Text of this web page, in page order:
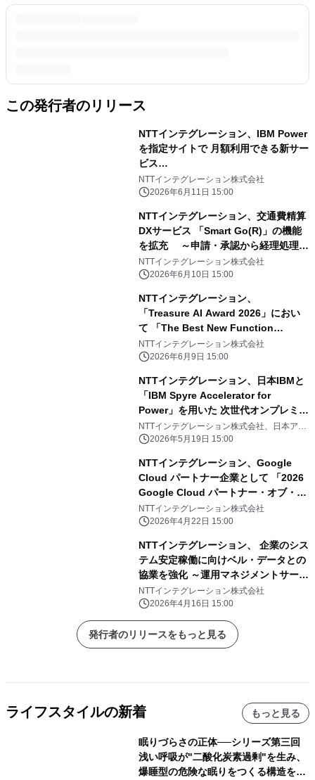
この発行者のリリース
NTTインテグレーション、IBM Power
を指定サイトで 月額利用できる新サー
ビス
「PowerCloudNEXT@Customer」を
提供開始 ～オンプレミス更改とクラウ
誕生～
NTTインテグレーション株式会社
2026年6月11日 15:00
NTTインテグレーション、交通費精算
DXサービス 「Smart Go(R)」の機能
を拡充 ～申請・承認から経理処理ま
での連携を強化～
NTTインテグレーション株式会社
2026年6月10日 15:00
NTTインテグレーション、
「Treasure AI Award 2026」におい
て 「The Best New Function
Partner」を受賞 ～通算6回目の
Treasure AIアワード受賞を達成～
NTTインテグレーション株式会社
2026年6月9日 15:00
NTTインテグレーション、日本IBMと
「IBM Spyre Accelerator for
Power」を用いた 次世代オンプレミス
AI基盤の技術検証を開始 ～日本国内
初、低消費電力AIアクセラレーターを
目指す～
NTTインテグレーション株式会社、日本ア
イ・ビー・エム株式会社
2026年5月19日 15:00
NTTインテグレーション、Google
Cloud パートナー企業として 「2026
Google Cloud パートナー・オブ・
ザ・イヤー」を受賞 ～ 日本の公共部
門におけるDX推進への貢献が評価 ～
NTTインテグレーション株式会社
2026年4月22日 15:00
NTTインテグレーション、 企業のシス
テム安定稼働に向けベル・データとの
協業を強化 ～運用マネジメントサービ
ス「BOMS」のオプションとして
「NI+C APM/Observability サービ
ス」を提供開始～
NTTインテグレーション株式会社
2026年4月16日 15:00
発行者のリリースをもっと見る
ライフスタイルの新着 もっと見る
眠りづらさの正体──シリーズ第三回
浅い呼吸が"二酸化炭素過剰"を生み、
爆睡型の危険な眠りをつくる構造を解